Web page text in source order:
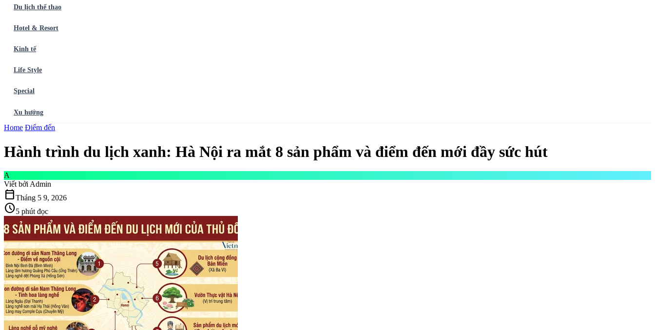
Du lịch thể thao
Hotel & Resort
Kinh tế
Life Style
Special
Xu hướng
Trang chủẨm thực
Home Điểm đến
Hành trình du lịch xanh: Hà Nội ra mắt 8 sản phẩm và điểm đến mới đầy sức hút
A
Viết bởi Admin
calendar_todayTháng 5 9, 2026
schedule5 phút đọc